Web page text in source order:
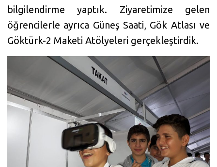
bilgilendirme yaptık. Ziyaretimize gelen
öğrencilerle ayrıca Güneş Saati, Gök Atlası ve
Göktürk-2 Maketi Atölyeleri gerçekleştirdik.